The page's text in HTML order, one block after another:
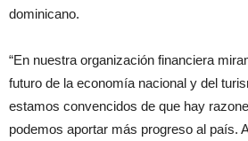
dominicano.
“En nuestra organización financiera
futuro de la economía nacional y del
estamos convencidos de que hay
podemos aportar más progreso al país.